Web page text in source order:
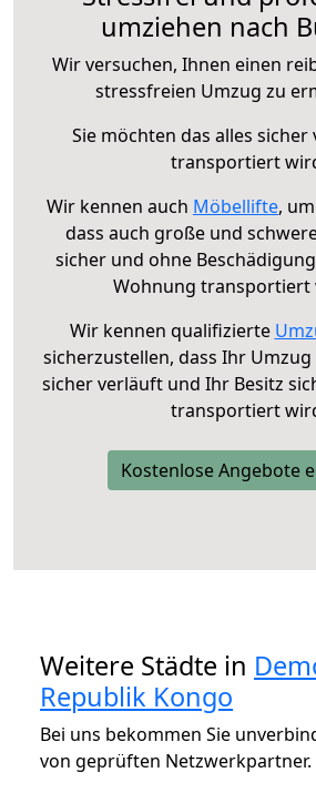
umziehen nach
Wir versuchen, Ihnen einen
stressfreien Umzug zu
Sie möchten das alles sicher
transportiert
Wir kennen auch Möbellifte,
dass auch große und
sicher und ohne
Wohnung transportiert
Wir kennen qualifizierte
sicherzustellen, dass Ihr
sicher verläuft und Ihr Besitz
transportiert
Kostenlose Angebote
Weitere Städte in
Republik Kongo
Bei uns bekommen Sie
von geprüften Netzwerkpartner.